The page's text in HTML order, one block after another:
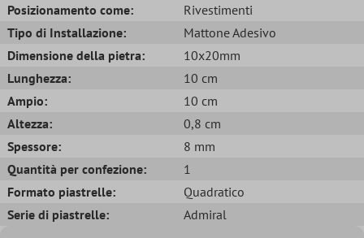
Posizionamento come:
Rivestimenti
Tipo di Installazione:
Mattone Adesivo
Dimensione della pietra:
10x20mm
Lunghezza:
10 cm
Ampio:
10 cm
Altezza:
0,8 cm
Spessore:
8 mm
Quantità per confezione:
1
Formato piastrelle:
Quadratico
Serie di piastrelle:
Admiral